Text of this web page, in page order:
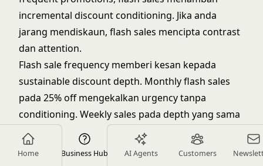
Home Business Hub AI Agents Customers
incremental discount conditioning. Jika anda
jarang mendiskaun, flash sales mencipta contrast
dan attention.
Flash sale frequency memberi kesan kepada
sustainable discount depth. Monthly flash sales
pada 25% off mengekalkan urgency tanpa
conditioning. Weekly sales pada depth yang sama
melatih customers untuk tidak pernah bayar full
price. Sama ada kurangkan frequency atau